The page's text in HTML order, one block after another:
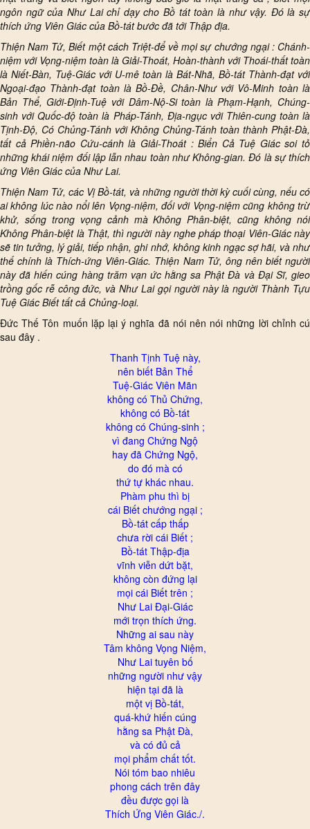
ngôn ngữ của Như Lai chỉ dạy cho Bồ tát toàn là như vậy. Đó là sự
thích ứng Viên Giác của Bồ-tát bước đã tới Thập địa.
Thiện Nam Tử, Biết một cách Triệt-để về mọi sự chướng ngại : Chánh-
niệm với Vọng-niệm toàn là Giải-Thoát, Hoàn-thành với Thoái-thất toàn
là Niết-Bàn, Tuệ-Giác với U-mê toàn là Bát-Nhã, Bồ-tát Thành-đạt với
Ngoại-đạo Thành-đạt toàn là Bồ-Đề, Chân-Như với Vô-Minh toàn là
Bản Thể, Giới-Định-Tuệ với Dâm-Nộ-Si toàn là Phạm-Hạnh, Chúng-
sinh với Quốc-độ toàn là Pháp-Tánh, Địa-ngục với Thiên-cung toàn là
Tịnh-Độ, Có Chủng-Tánh với Không Chủng-Tánh toàn thành Phật-Đà,
tất cả Phiền-não Cứu-cánh là Giải-Thoát : Biển Cả Tuệ Giác soi tỏ
những khái niệm đối lập lẫn nhau toàn như Không-gian. Đó là sự thích
ứng Viên Giác của Như Lai.
Thiện Nam Tử, các Vị Bồ-tát, và những người thời kỳ cuối cùng, nếu có
ai không lúc nào nổi lên Vọng-niệm, đối với Vọng-niệm cũng không trừ
khử, sống trong vọng cảnh mà Không Phân-biệt, cũng không nói
Không Phân-biệt là Thật, thì người này nghe pháp thoại Viên-Giác này
sẽ tin tưởng, lý giải, tiếp nhận, ghi nhớ, không kinh ngạc sợ hãi, và như
thế chính là Thích-ứng Viên-Giác. Thiện Nam Tử, ông nên biết người
này đã hiến cúng hàng trăm vạn ức hằng sa Phật Đà và Đại Sĩ, gieo
trồng gốc rễ công đức, và Như Lai gọi người này là người Thành Tựu
Tuệ Giác Biết tất cả Chủng-loại.
Đức Thế Tôn muốn lặp lại ý nghĩa đã nói nên nói những lời chỉnh cú
sau đây .
Thanh Tịnh Tuệ này,
nên biết Bản Thể
Tuệ-Giác Viên Mãn
không có Thủ Chứng,
không có Bồ-tát
không có Chúng-sinh ;
vì đang Chứng Ngộ
hay đã Chứng Ngộ,
do đó mà có
thứ tự khác nhau.
Phàm phu thì bị
cái Biết chướng ngại ;
Bồ-tát cấp thấp
chưa rời cái Biết ;
Bồ-tát Thập-địa
vĩnh viễn dứt bặt,
không còn đứng lại
mọi cái Biết trên ;
Như Lai Đại-Giác
mới trọn thích ứng.
Những ai sau này
Tâm không Vọng Niệm,
Như Lai tuyên bố
những người như vậy
hiện tại đã là
một vị Bồ-tát,
quá-khứ hiến cúng
hằng sa Phật Đà,
và có đủ cả
mọi phẩm chất tốt.
Nói tóm bao nhiêu
phong cách trên đây
đều được gọi là
Thích Ứng Viên Giác./.